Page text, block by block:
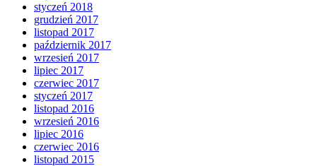
styczeń 2018
grudzień 2017
listopad 2017
październik 2017
wrzesień 2017
lipiec 2017
czerwiec 2017
styczeń 2017
listopad 2016
wrzesień 2016
lipiec 2016
czerwiec 2016
listopad 2015